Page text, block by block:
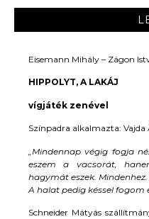
Eisemann Mihály – Zágon
HIPPOLYT, A LAKÁJ
vígjáték zenével
Színpadra alkalmazta: Vajda
„Mindennap végig fogja
eszem a vacsorát,
hagymát eszek. Mindenhez.
A halat pedig késsel fogom
Schneider Mátyás